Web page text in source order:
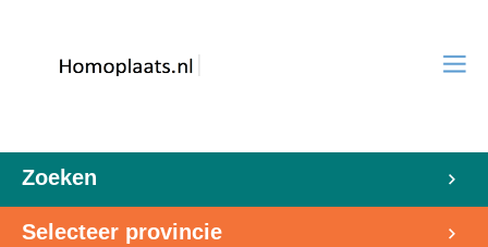
Zoeken
Selecteer provincie